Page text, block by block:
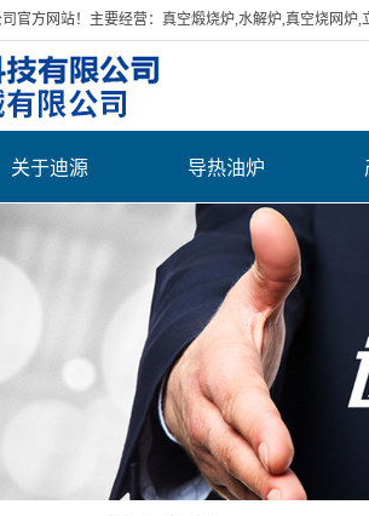
官方网站！主要经营：真空煅烧炉,水解炉,真空烧网炉,
关于迪源
营业执照
厂房展示
导热油炉
浙
浙
浙